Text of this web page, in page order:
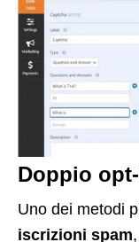
Doppio
Uno dei metodi
iscrizioni spam